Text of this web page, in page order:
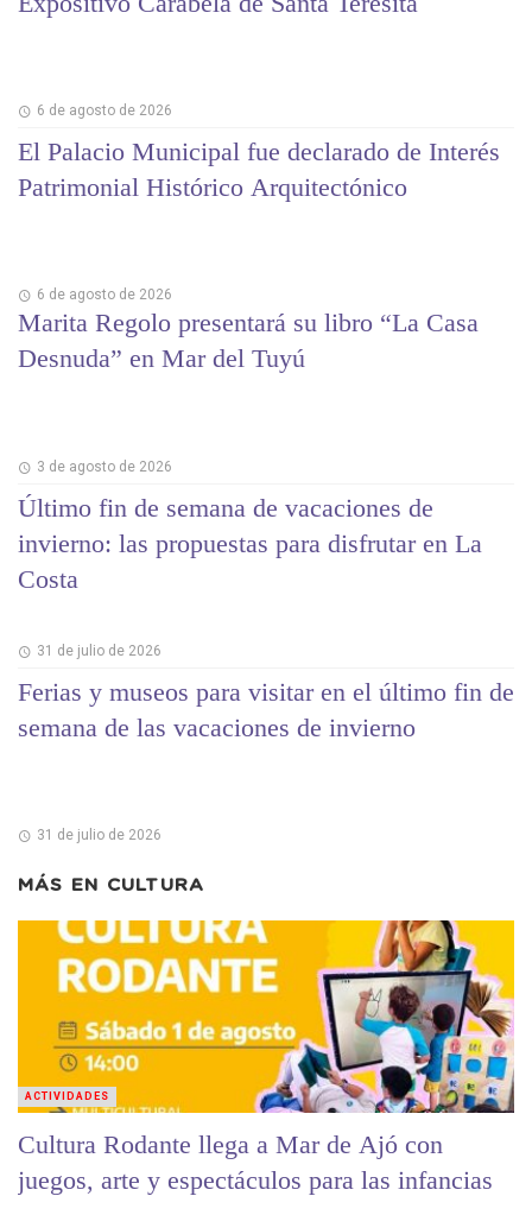
6 de agosto de 2026
El Palacio Municipal fue declarado de Interés
Patrimonial Histórico Arquitectónico
6 de agosto de 2026
Marita Regolo presentará su libro “La Casa
Desnuda” en Mar del Tuyú
3 de agosto de 2026
Último fin de semana de vacaciones de
invierno: las propuestas para disfrutar en La
Costa
31 de julio de 2026
Ferias y museos para visitar en el último fin de
semana de las vacaciones de invierno
31 de julio de 2026
MÁS EN CULTURA
Cultura Rodante llega a Mar de Ajó con
juegos, arte y espectáculos para las infancias
ACTIVIDADES